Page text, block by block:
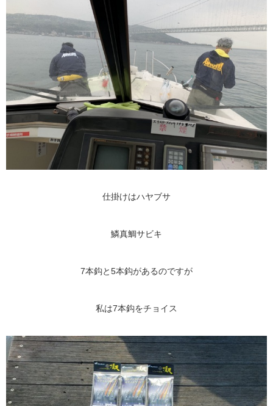
仕掛けはハヤブサ
鱗真鯛サビキ
7本鈎と5本鈎があるのですが
私は7本鈎をチョイス